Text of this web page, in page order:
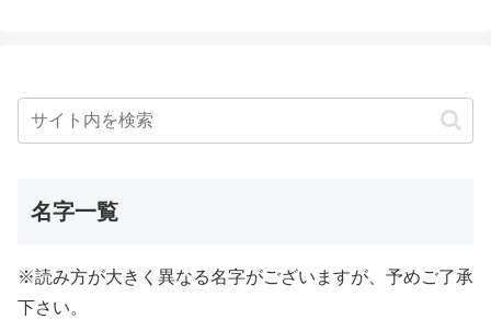
名字一覧
※読み方が大きく異なる名字がございますが、予めご了承
下さい。